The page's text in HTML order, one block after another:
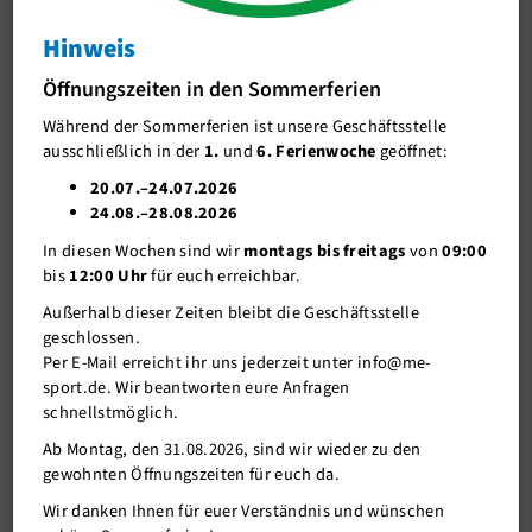
Wanderland neanderlandsteig nr. 15
Wanderland neanderlandsteig nr. 15
21.08.2019
J-Team
Stellenangebote
Förderverein me-sport e.V.
Mitgliederservice
Verantwortung
Hinweis
Öffnungszeiten in den Sommerferien
Während der Sommerferien ist unsere Geschäftsstelle
ausschließlich in der 1. und6. Ferienwochegeöffnet:
20.07.–24.07.2026
24.08.–28.08.2026
In diesen Wochen sind wirmontags bis freitagsvon09:00
bis12:00 Uhrfür euch erreichbar.
Außerhalb dieser Zeiten bleibt die Geschäftsstelle
geschlossen.
Per E-Mail erreicht ihr uns jederzeit unter info@me-
sport.de. Wir beantworten eure Anfragen
schnellstmöglich.
Ab Montag, den 31.08.2026, sind wir wieder zu den
gewohnten Öffnungszeiten für euch da.
Wir danken Ihnen für euer Verständnis und wünschen